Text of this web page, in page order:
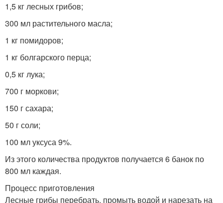
1,5 кг лесных грибов;
300 мл растительного масла;
1 кг помидоров;
1 кг болгарского перца;
0,5 кг лука;
700 г моркови;
150 г сахара;
50 г соли;
100 мл уксуса 9%.
Из этого количества продуктов получается 6 банок по
800 мл каждая.
Процесс приготовления
Лесные грибы перебрать, промыть водой и нарезать на